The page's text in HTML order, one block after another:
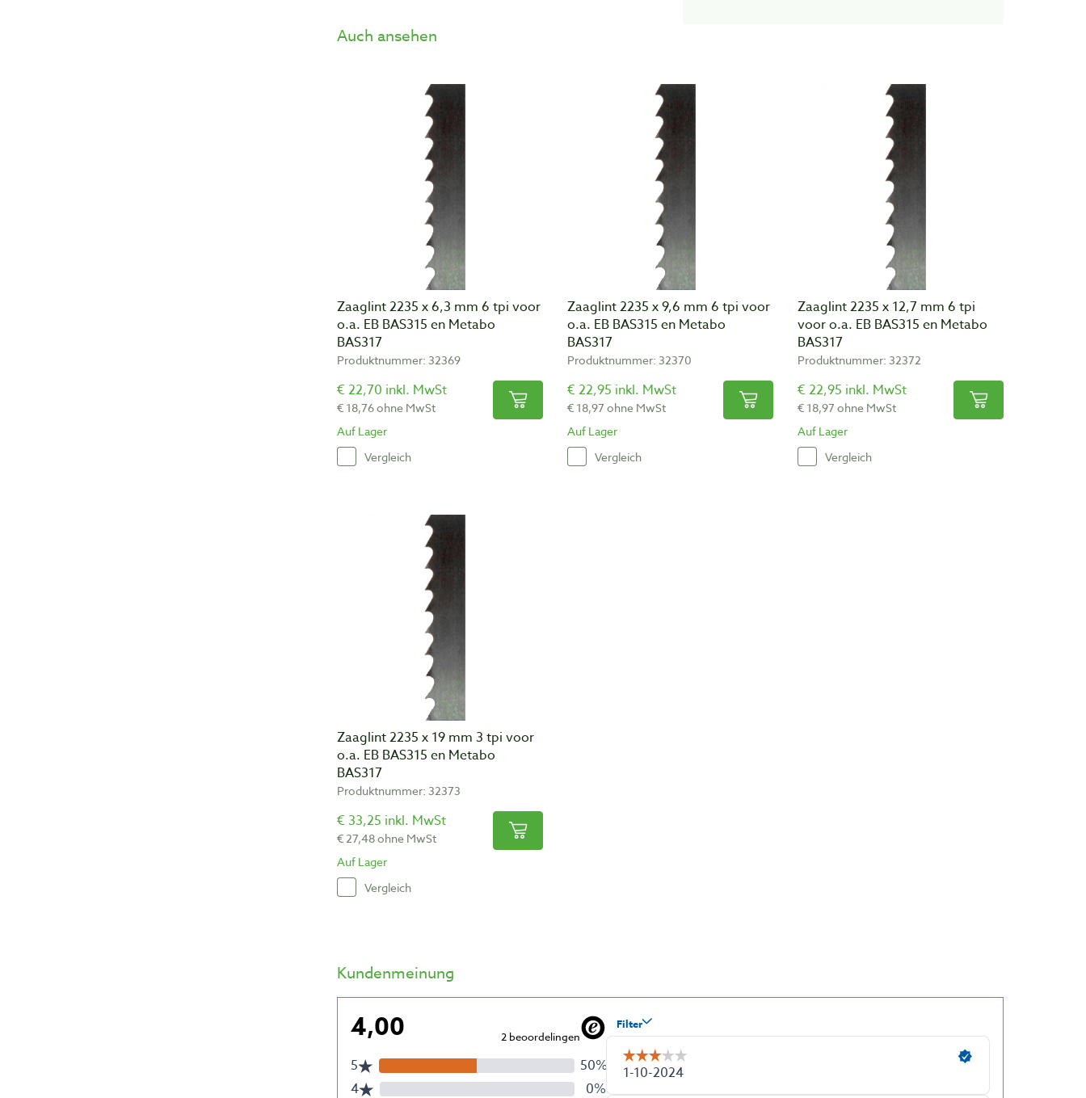
Auch ansehen
Zaaglint 2235 x 6,3 mm 6 tpi voor
o.a. EB BAS315 en Metabo
BAS317
Produktnummer: 32369
€ 22,70 inkl. MwSt
€ 18,76 ohne MwSt
Auf Lager
Vergleich
Zaaglint 2235 x 9,6 mm 6 tpi voor
o.a. EB BAS315 en Metabo
BAS317
Produktnummer: 32370
€ 22,95 inkl. MwSt
€ 18,97 ohne MwSt
Auf Lager
Vergleich
Zaaglint 2235 x 12,7 mm 6 tpi
voor o.a. EB BAS315 en Metabo
BAS317
Produktnummer: 32372
€ 22,95 inkl. MwSt
€ 18,97 ohne MwSt
Auf Lager
Vergleich
Zaaglint 2235 x 19 mm 3 tpi voor
o.a. EB BAS315 en Metabo
BAS317
Produktnummer: 32373
€ 33,25 inkl. MwSt
€ 27,48 ohne MwSt
Auf Lager
Vergleich
Kundenmeinung